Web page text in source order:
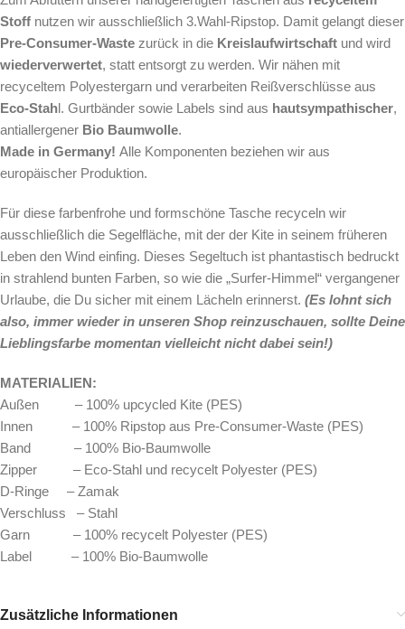
Stoff nutzen wir ausschließlich 3.Wahl-Ripstop. Damit gelangt dieser
Pre-Consumer-Waste zurück in die Kreislaufwirtschaft und wird
wiederverwertet, statt entsorgt zu werden. Wir nähen mit
recyceltem Polyestergarn und verarbeiten Reißverschlüsse aus
Eco-Stahl. Gurtbänder sowie Labels sind aus hautsympathischer,
antiallergener Bio Baumwolle.
Made in Germany! Alle Komponenten beziehen wir aus
europäischer Produktion.
Für diese farbenfrohe und formschöne Tasche recyceln wir
ausschließlich die Segelfläche, mit der der Kite in seinem früheren
Leben den Wind einfing. Dieses Segeltuch ist phantastisch bedruckt
in strahlend bunten Farben, so wie die „Surfer-Himmel“ vergangener
Urlaube, die Du sicher mit einem Lächeln erinnerst. (Es lohnt sich
also, immer wieder in unseren Shop reinzuschauen, sollte Deine
Lieblingsfarbe momentan vielleicht nicht dabei sein!)
MATERIALIEN:
Außen – 100% upcycled Kite (PES)
Innen – 100% Ripstop aus Pre-Consumer-Waste (PES)
Band – 100% Bio-Baumwolle
Zipper – Eco-Stahl und recycelt Polyester (PES)
D-Ringe – Zamak
Verschluss – Stahl
Garn – 100% recycelt Polyester (PES)
Label – 100% Bio-Baumwolle
Zusätzliche Informationen